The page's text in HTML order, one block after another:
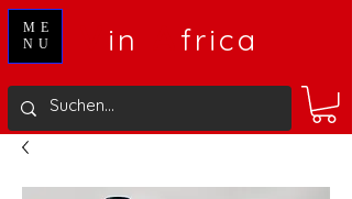
in frica
ME
NU